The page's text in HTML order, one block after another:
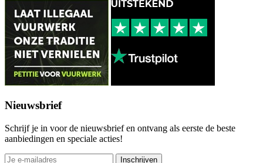
Nieuwsbrief
Schrijf je in voor de nieuwsbrief en ontvang als eerste de beste
aanbiedingen en speciale acties!